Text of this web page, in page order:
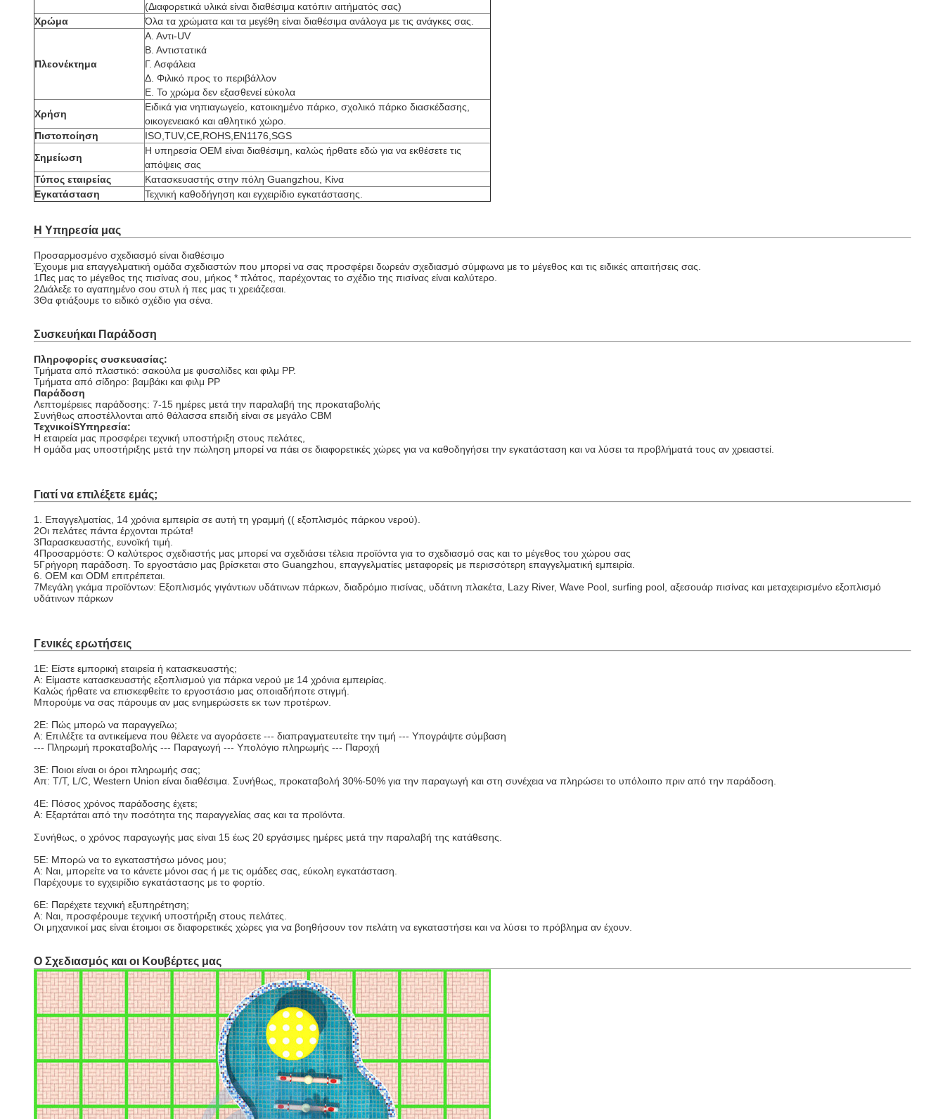
(Διαφορετικά υλικά είναι διαθέσιμα κατόπιν αιτήματός σας)
Χρώμα
Όλα τα χρώματα και τα μεγέθη είναι διαθέσιμα ανάλογα με τις ανάγκες σας.
Πλεονέκτημα
Α. Αντι-UV
Β. Αντιστατικά
Γ. Ασφάλεια
Δ. Φιλικό προς το περιβάλλον
Ε. Το χρώμα δεν εξασθενεί εύκολα
Χρήση
Ειδικά για νηπιαγωγείο, κατοικημένο πάρκο, σχολικό πάρκο διασκέδασης,
οικογενειακό και αθλητικό χώρο.
Πιστοποίηση
ISO,TUV,CE,ROHS,EN1176,SGS
Σημείωση
Η υπηρεσία OEM είναι διαθέσιμη, καλώς ήρθατε εδώ για να εκθέσετε τις
απόψεις σας
Τύπος εταιρείας
Κατασκευαστής στην πόλη Guangzhou, Κίνα
Εγκατάσταση
Τεχνική καθοδήγηση και εγχειρίδιο εγκατάστασης.
Η Υπηρεσία μας
Προσαρμοσμένο σχεδιασμό είναι διαθέσιμο
Έχουμε μια επαγγελματική ομάδα σχεδιαστών που μπορεί να σας προσφέρει δωρεάν σχεδιασμό σύμφωνα με το μέγεθος και τις ειδικές απαιτήσεις σας.
1Πες μας το μέγεθος της πισίνας σου, μήκος * πλάτος, παρέχοντας το σχέδιο της πισίνας είναι καλύτερο.
2Διάλεξε το αγαπημένο σου στυλ ή πες μας τι χρειάζεσαι.
3Θα φτιάξουμε το ειδικό σχέδιο για σένα.
Συσκευήκαι Παράδοση
Πληροφορίες συσκευασίας:
Τμήματα από πλαστικό: σακούλα με φυσαλίδες και φιλμ PP.
Τμήματα από σίδηρο: βαμβάκι και φιλμ PP
Παράδοση
Λεπτομέρειες παράδοσης: 7-15 ημέρες μετά την παραλαβή της προκαταβολής
Συνήθως αποστέλλονται από θάλασσα επειδή είναι σε μεγάλο CBM
ΤεχνικοίSΥπηρεσία:
Η εταιρεία μας προσφέρει τεχνική υποστήριξη στους πελάτες,
Η ομάδα μας υποστήριξης μετά την πώληση μπορεί να πάει σε διαφορετικές χώρες για να καθοδηγήσει την εγκατάσταση και να λύσει τα προβλήματά τους αν χρειαστεί.
Γιατί να επιλέξετε εμάς;
1. Επαγγελματίας, 14 χρόνια εμπειρία σε αυτή τη γραμμή (( εξοπλισμός πάρκου νερού).
2Οι πελάτες πάντα έρχονται πρώτα!
3Παρασκευαστής, ευνοϊκή τιμή.
4Προσαρμόστε: Ο καλύτερος σχεδιαστής μας μπορεί να σχεδιάσει τέλεια προϊόντα για το σχεδιασμό σας και το μέγεθος του χώρου σας
5Γρήγορη παράδοση. Το εργοστάσιο μας βρίσκεται στο Guangzhou, επαγγελματίες μεταφορείς με περισσότερη επαγγελματική εμπειρία.
6. OEM και ODM επιτρέπεται.
7Μεγάλη γκάμα προϊόντων: Εξοπλισμός γιγάντιων υδάτινων πάρκων, διαδρόμιο πισίνας, υδάτινη πλακέτα, Lazy River, Wave Pool, surfing pool, αξεσουάρ πισίνας και μεταχειρισμένο εξοπλισμό
υδάτινων πάρκων
Γενικές ερωτήσεις
1Ε: Είστε εμπορική εταιρεία ή κατασκευαστής;
Α: Είμαστε κατασκευαστής εξοπλισμού για πάρκα νερού με 14 χρόνια εμπειρίας.
Καλώς ήρθατε να επισκεφθείτε το εργοστάσιο μας οποιαδήποτε στιγμή.
Μπορούμε να σας πάρουμε αν μας ενημερώσετε εκ των προτέρων.
2Ε: Πώς μπορώ να παραγγείλω;
Α: Επιλέξτε τα αντικείμενα που θέλετε να αγοράσετε --- διαπραγματευτείτε την τιμή --- Υπογράψτε σύμβαση
--- Πληρωμή προκαταβολής --- Παραγωγή --- Υπολόγιο πληρωμής --- Παροχή
3Ε: Ποιοι είναι οι όροι πληρωμής σας;
Απ: T/T, L/C, Western Union είναι διαθέσιμα. Συνήθως, προκαταβολή 30%-50% για την παραγωγή και στη συνέχεια να πληρώσει το υπόλοιπο πριν από την παράδοση.
4Ε: Πόσος χρόνος παράδοσης έχετε;
Α: Εξαρτάται από την ποσότητα της παραγγελίας σας και τα προϊόντα.
Συνήθως, ο χρόνος παραγωγής μας είναι 15 έως 20 εργάσιμες ημέρες μετά την παραλαβή της κατάθεσης.
5Ε: Μπορώ να το εγκαταστήσω μόνος μου;
Α: Ναι, μπορείτε να το κάνετε μόνοι σας ή με τις ομάδες σας, εύκολη εγκατάσταση.
Παρέχουμε το εγχειρίδιο εγκατάστασης με το φορτίο.
6Ε: Παρέχετε τεχνική εξυπηρέτηση;
Α: Ναι, προσφέρουμε τεχνική υποστήριξη στους πελάτες.
Οι μηχανικοί μας είναι έτοιμοι σε διαφορετικές χώρες για να βοηθήσουν τον πελάτη να εγκαταστήσει και να λύσει το πρόβλημα αν έχουν.
Ο Σχεδιασμός και οι Κουβέρτες μας